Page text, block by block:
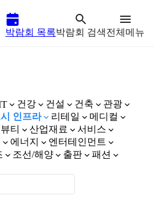
박람회 목록박람회 검색전체메뉴
건강 건설 건축
관광
인프라 리테일
메디컬
뷰티 산업재료
서비스
에너지
엔터테인먼트
조선/해양 출판
패션